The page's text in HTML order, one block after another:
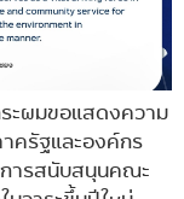
ะผมขอแสดงความ
ครัฐและองค์กร
การสนับสนุนคณะ